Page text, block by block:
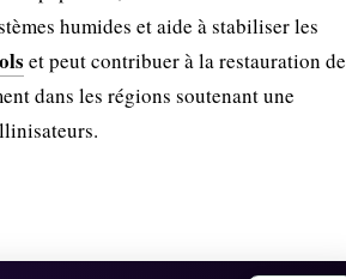
humides et aide à stabiliser les
et peut contribuer à la restauration de
dans les régions soutenant une